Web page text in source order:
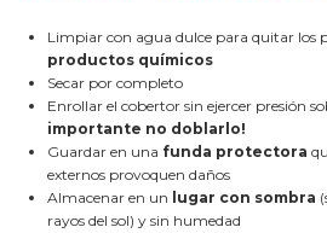
Limpiar con agua dulce para quitar los
productos químicos
Secar por completo
Enrollar el cobertor sin ejercer presión
importante no doblarlo!
Guardar en una funda protectora
externos provoquen daños
Almacenar en un lugar con sombra
rayos del sol) y sin humedad